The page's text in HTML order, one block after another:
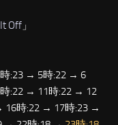
Off 」
:23 → 5時:22 → 6
:22 → 11時:22 → 12
16時:22 → 17時:23 →